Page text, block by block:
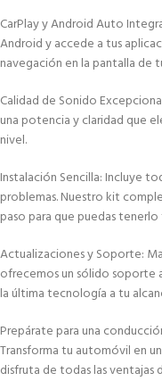
CarPlay y Android Auto
Android y accede a tus
navegación en la pantalla de
Calidad de Sonido
una potencia y claridad que
nivel.
Instalación Sencilla: Incluye
problemas. Nuestro kit
paso para que puedas
Actualizaciones y Soporte:
ofrecemos un sólido soporte
la última tecnología a tu
Prepárate para una
Transforma tu automóvil en
disfruta de todas las